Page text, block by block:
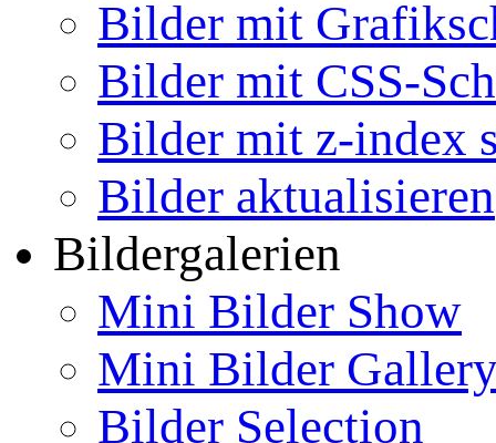
Bilder mit
Bilder mit CSS-
Bilder mit z-index
Bilder aktualisieren
Bildergalerien
Mini Bilder Show
Mini Bilder
Bilder Selection